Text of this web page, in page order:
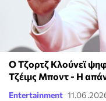
Ο Τζορτζ Κλούνεϊ
Τζέιμς Μποντ - Η
Entertainment